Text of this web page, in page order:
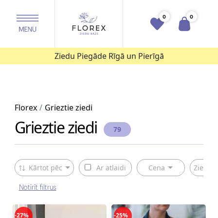
0 0
Ziedu Piegāde Rīgā un Pierīgā
Florex Grieztie ziedi
Grieztie ziedi 79
Kārtot pēc Ar atlaidi Cena Ziedu
Notīrīt filtrus
-27% -25%